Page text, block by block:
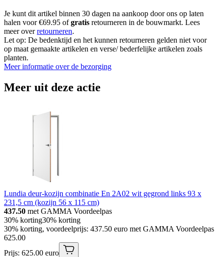
Je kunt dit artikel binnen 30 dagen na aankoop door ons op laten
halen voor €69.95 ofgratis retourneren in de bouwmarkt. Lees
meer overretourneren.
Let op: De bedenktijd en het kunnen retourneren gelden niet voor
op maat gemaakte artikelen en verse/ bederfelijke artikelen zoals
planten.
Meer informatie over de bezorging
Meer uit deze actie
Lundia deur-kozijn combinatie En 2A02 wit gegrond links 93 x
231,5 cm (kozijn 56 x 115 cm)
437.50 met GAMMA Voordeelpas
30% korting30% korting
30% korting, voordeelprijs: 437.50 euro met GAMMA Voordeelpas
625.00
Prijs: 625.00 euro